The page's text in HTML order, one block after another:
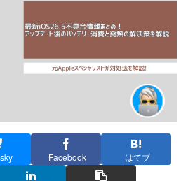
Facebook はてブ